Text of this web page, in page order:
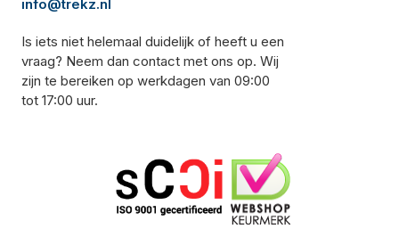
info@trekz.nl
Is iets niet helemaal duidelijk of heeft u een
vraag? Neem dan contact met ons op. Wij
zijn te bereiken op werkdagen van 09:00
tot 17:00 uur.